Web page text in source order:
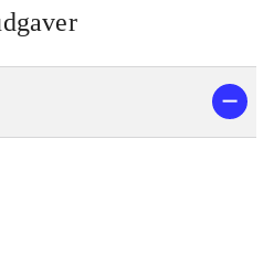
første bil og
mode.
man tildelt
avancere til
baner. Man får